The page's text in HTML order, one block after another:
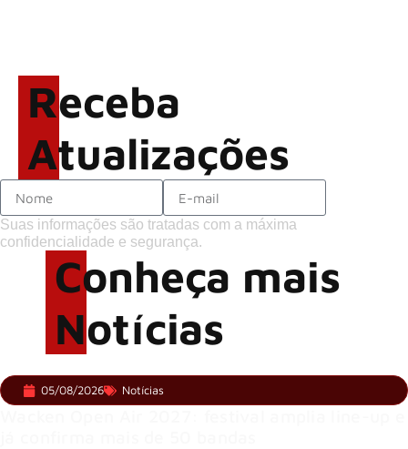
Receba
Atualizações
Suas informações são tratadas com a máxima
confidencialidade e segurança.
Conheça mais
Notícias
05/08/2026 Notícias